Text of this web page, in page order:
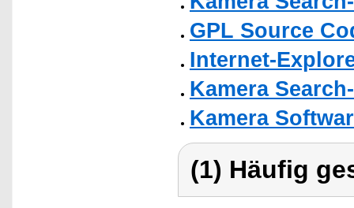
GPL Source
Internet-
Kamera
Kamera
(1) Häufig